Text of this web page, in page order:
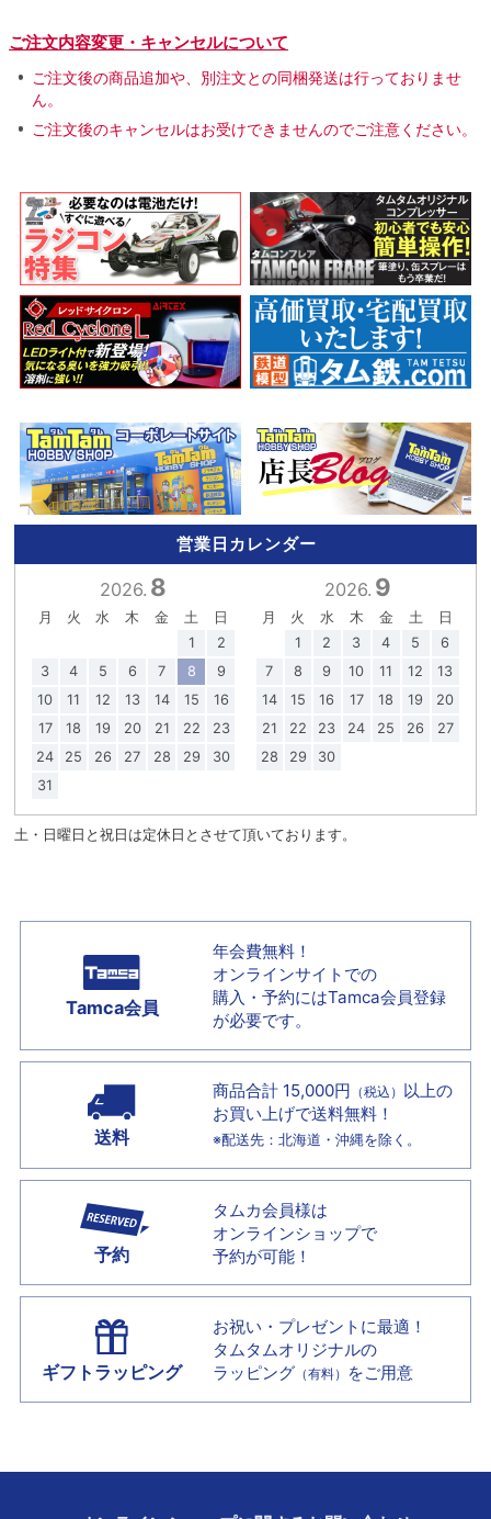
ご注文内容変更・キャンセルについて
ご注文後の商品追加や、別注文との同梱発送は行っておりませ
ん。
ご注文後のキャンセルはお受けできませんのでご注意ください。
営業日カレンダー
2026. 8
月 火 水 木 金 土
日
1
2
3
4 5 6 7 8
9
10
11 12 13 14 15
16
17
18 19 20 21 22
23
24
25 26 27 28 29
30
31
2026. 9
月 火 水 木 金 土
日
1
2 3 4 5
6
7
8 9 10 11 12
13
14
15 16 17 18 19
20
21
22 23 24 25 26
27
28
29 30
土・日曜日と祝日は定休日とさせて頂いております。
Tamca会員
年会費無料！
オンラインサイトでの
購入・予約にはTamca会員登録
が必要です。
送料
商品合計 15,000円 （税込） 以上の
お買い上げで送料無料！
※配送先：北海道・沖縄を除く。
予約
タムカ会員様は
オンラインショップで
予約が可能！
ギフトラッピング
お祝い・プレゼントに最適！
タムタムオリジナルの
ラッピング （有料） をご用意